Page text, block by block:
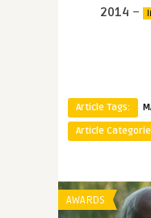
2014 –
Article Tags:
Article
AWARDS